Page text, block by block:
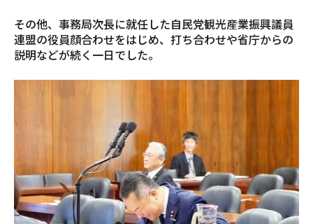
その他、事務局次長に就任した自民党観光産業振興議員
連盟の役員顔合わせをはじめ、打ち合わせや省庁からの
説明などが続く一日でした。